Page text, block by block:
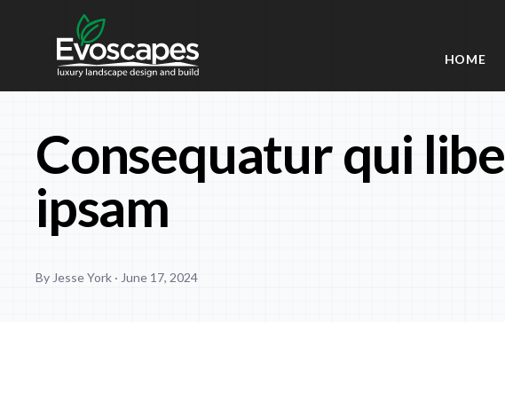
HOME
Consequatur qui
ipsam
By Jesse York · June 17, 2024